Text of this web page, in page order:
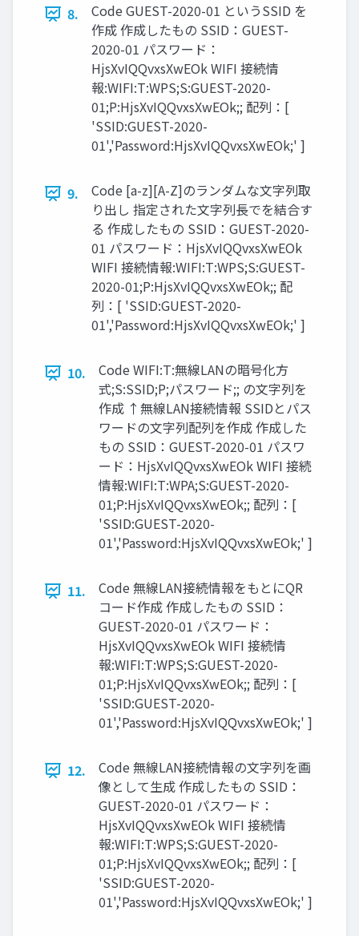
8.
Code GUEST-2020-01 というSSID を
作成 作成したもの SSID：GUEST-
2020-01 パスワード：
HjsXvIQQvxsXwEOk WIFI 接続情
報:WIFI:T:WPS;S:GUEST-2020-
01;P:HjsXvIQQvxsXwEOk;; 配列：[
'SSID:GUEST-2020-
01','Password:HjsXvIQQvxsXwEOk;' ]
9.
Code [a-z][A-Z]のランダムな文字列取
り出し 指定された文字列長でを結合す
る 作成したもの SSID：GUEST-2020-
01 パスワード：HjsXvIQQvxsXwEOk
WIFI 接続情報:WIFI:T:WPS;S:GUEST-
2020-01;P:HjsXvIQQvxsXwEOk;; 配
列：[ 'SSID:GUEST-2020-
01','Password:HjsXvIQQvxsXwEOk;' ]
10.
Code WIFI:T:無線LANの暗号化方
式;S:SSID;P;パスワード;; の文字列を
作成 ↑無線LAN接続情報 SSIDとパス
ワードの文字列配列を作成 作成した
もの SSID：GUEST-2020-01 パスワ
ード：HjsXvIQQvxsXwEOk WIFI 接続
情報:WIFI:T:WPA;S:GUEST-2020-
01;P:HjsXvIQQvxsXwEOk;; 配列：[
'SSID:GUEST-2020-
01','Password:HjsXvIQQvxsXwEOk;' ]
11.
Code 無線LAN接続情報をもとにQR
コード作成 作成したもの SSID：
GUEST-2020-01 パスワード：
HjsXvIQQvxsXwEOk WIFI 接続情
報:WIFI:T:WPS;S:GUEST-2020-
01;P:HjsXvIQQvxsXwEOk;; 配列：[
'SSID:GUEST-2020-
01','Password:HjsXvIQQvxsXwEOk;' ]
12.
Code 無線LAN接続情報の文字列を画
像として生成 作成したもの SSID：
GUEST-2020-01 パスワード：
HjsXvIQQvxsXwEOk WIFI 接続情
報:WIFI:T:WPS;S:GUEST-2020-
01;P:HjsXvIQQvxsXwEOk;; 配列：[
'SSID:GUEST-2020-
01','Password:HjsXvIQQvxsXwEOk;' ]